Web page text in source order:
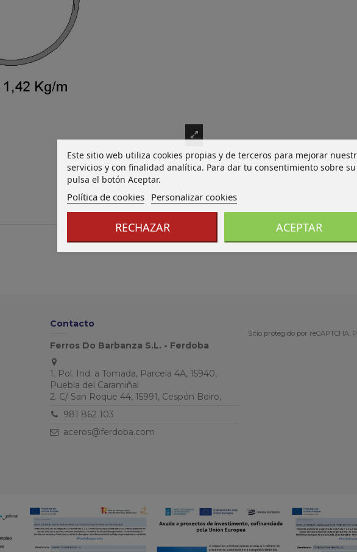
Contacto
Ferros Do Barbanza S.L. - Ferdoba
1. Pol. Ind. a Tomada, Parcela 4A, 15940,
Puebla del Caramiñal
2. C/ San Roque 44, 15991, Cespón Boiro,
981 862 103
aceros@ferdoba.com
Sitio protegido por reCAPTCHA.
Este sitio web utiliza cookies propias y de terceros para mejorar
servicios y con finalidad analítica. Para dar tu consentimiento sobre
pulsa el botón Aceptar.
Política de cookies Personalizar cookies
RECHAZAR ACEPTAR